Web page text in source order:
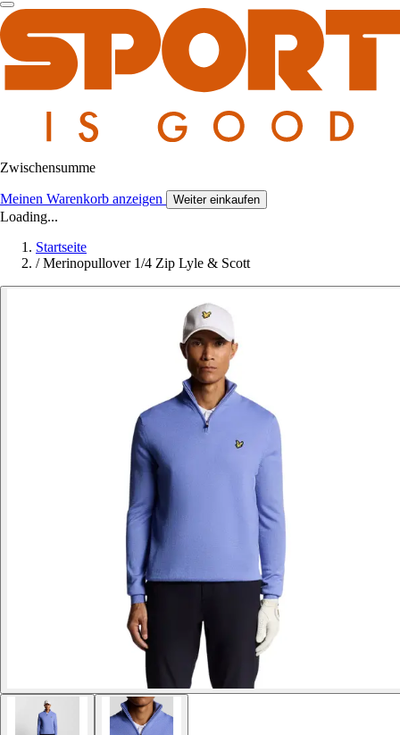
Zwischensumme
Meinen Warenkorb anzeigen Weiter einkaufen
Loading...
Startseite
/ Merinopullover 1/4 Zip Lyle & Scott